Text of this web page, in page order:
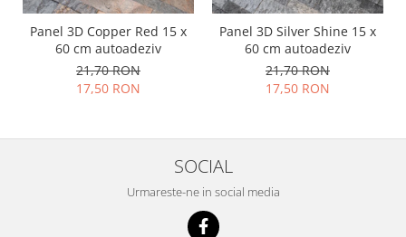
Panel 3D Copper Red 15 x
60 cm autoadeziv
21,70 RON
17,50 RON
Panel 3D Silver Shine 15 x
60 cm autoadeziv
21,70 RON
17,50 RON
SOCIAL
Urmareste-ne in social media